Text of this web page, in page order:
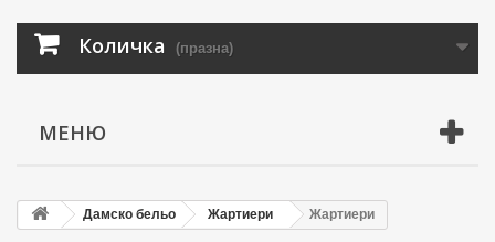
Количка (празна)
МЕНЮ
Дамско бельо Жартиери Жартиери